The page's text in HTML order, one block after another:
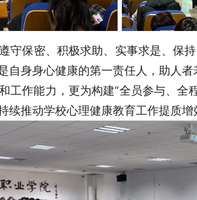
守保密、积极求助、实事求是、
身身心健康的第一责任人，助人者
工作能力，更为构建“全员参与、
推动学校心理健康教育工作提质增